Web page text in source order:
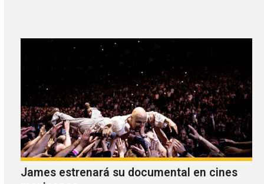
James estrenará su documental en cines